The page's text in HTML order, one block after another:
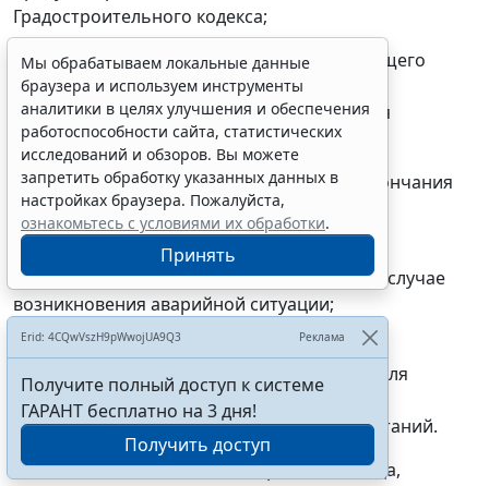
Градостроительного кодекса;
в) довести до сведения лица, осуществляющего
строительство, сведения о проверках,
предусмотренных программой проведения
проверок;
г) извещать ГУСП об изменении сроков окончания
работ, подлежащих проверке, указанных в
программе проведения проверок;
д) направлять в ГУСП извещения о каждом случае
возникновения аварийной ситуации;
е) обеспечить, в том числе через лиц,
осуществляющих строительство, условия для
проведения соответствующих экспертиз,
обследований, лабораторных и иных испытаний.
9. Технический заказчик, застройщик и лица,
Мы обрабатываем локальные данные
браузера и используем инструменты
аналитики в целях улучшения и обеспечения
работоспособности сайта, статистических
исследований и обзоров. Вы можете
запретить обработку указанных данных в
настройках браузера. Пожалуйста,
ознакомьтесь с условиями их обработки.
Принять
Erid: 4CQwVszH9pWwojUA9Q3 Реклама
Получите полный доступ к системе
ГАРАНТ бесплатно на 3 дня!
Получить доступ